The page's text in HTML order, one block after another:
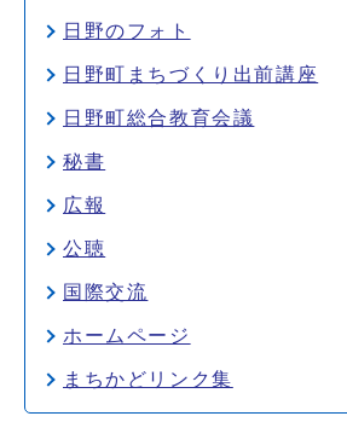
日野のフォト
日野町まちづくり出前講座
日野町総合教育会議
秘書
広報
公聴
国際交流
ホームページ
まちかどリンク集